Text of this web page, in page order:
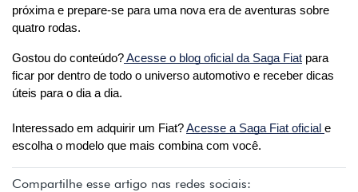
próxima e prepare-se para uma nova era de aventuras sobre
quatro rodas.
Gostou do conteúdo? Acesse o blog oficial da Saga Fiat para
ficar por dentro de todo o universo automotivo e receber dicas
úteis para o dia a dia.
Interessado em adquirir um Fiat? Acesse a Saga Fiat oficial e
escolha o modelo que mais combina com você.
Compartilhe esse artigo nas redes sociais: